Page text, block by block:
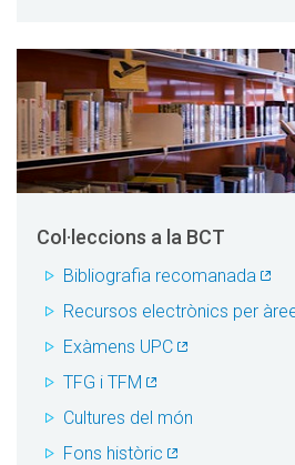
Col·leccions a la BCT
Bibliografia recomanada
Recursos electrònics per
Exàmens UPC
TFG i TFM
Cultures del món
Fons històric